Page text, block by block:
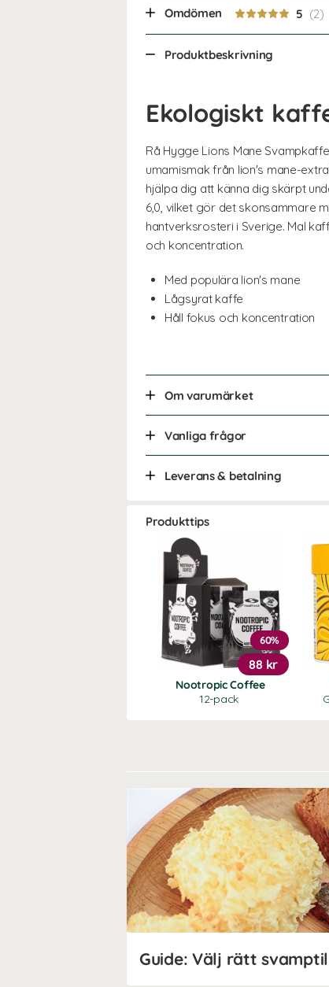
Omdömen 5
Produktbeskrivning
Ekologiskt
Rå Hygge Lions Mane
umamismak från lion's mane-
hjälpa dig att känna dig skärpt
6,0, vilket gör det skonsammare
hantverksrosteri i Sverige. Mal
och koncentration.
Med populära lion's mane
Lågsyrat kaffe
Håll fokus och koncentration
Om varumärket
Vanliga frågor
Leverans & betalning
Produkttips
Nootropic Coffee
12-pack
60%
88 kr
Guide: Välj rätt